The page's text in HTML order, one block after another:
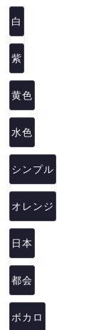
白
紫
黄色
水色
シンプル
オレンジ
日本
都会
ボカロ